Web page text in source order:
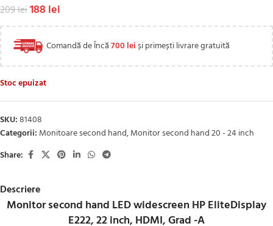
209lei188 lei
Comandă de Încă700 leiși primești livrare gratuită
Stoc epuizat
SKU:81408
Categorii: Monitoare second hand,Monitor second hand 20 - 24 inch
Share:
Descriere
Monitor second hand LED widescreen HP EliteDisplay
E222, 22 inch, HDMI, Grad -A